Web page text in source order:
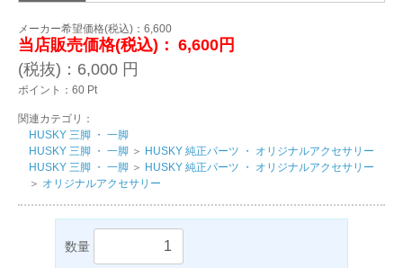
メーカー希望価格(税込)：6,600
当店販売価格(税込)： 6,600円
(税抜)： 6,000 円
ポイント： 60 Pt
関連カテゴリ：
HUSKY 三脚 ・ 一脚
HUSKY 三脚 ・ 一脚 ＞ HUSKY 純正パーツ ・ オリジナルアクセサリー
HUSKY 三脚 ・ 一脚 ＞ HUSKY 純正パーツ ・ オリジナルアクセサリー
＞ オリジナルアクセサリー
数量